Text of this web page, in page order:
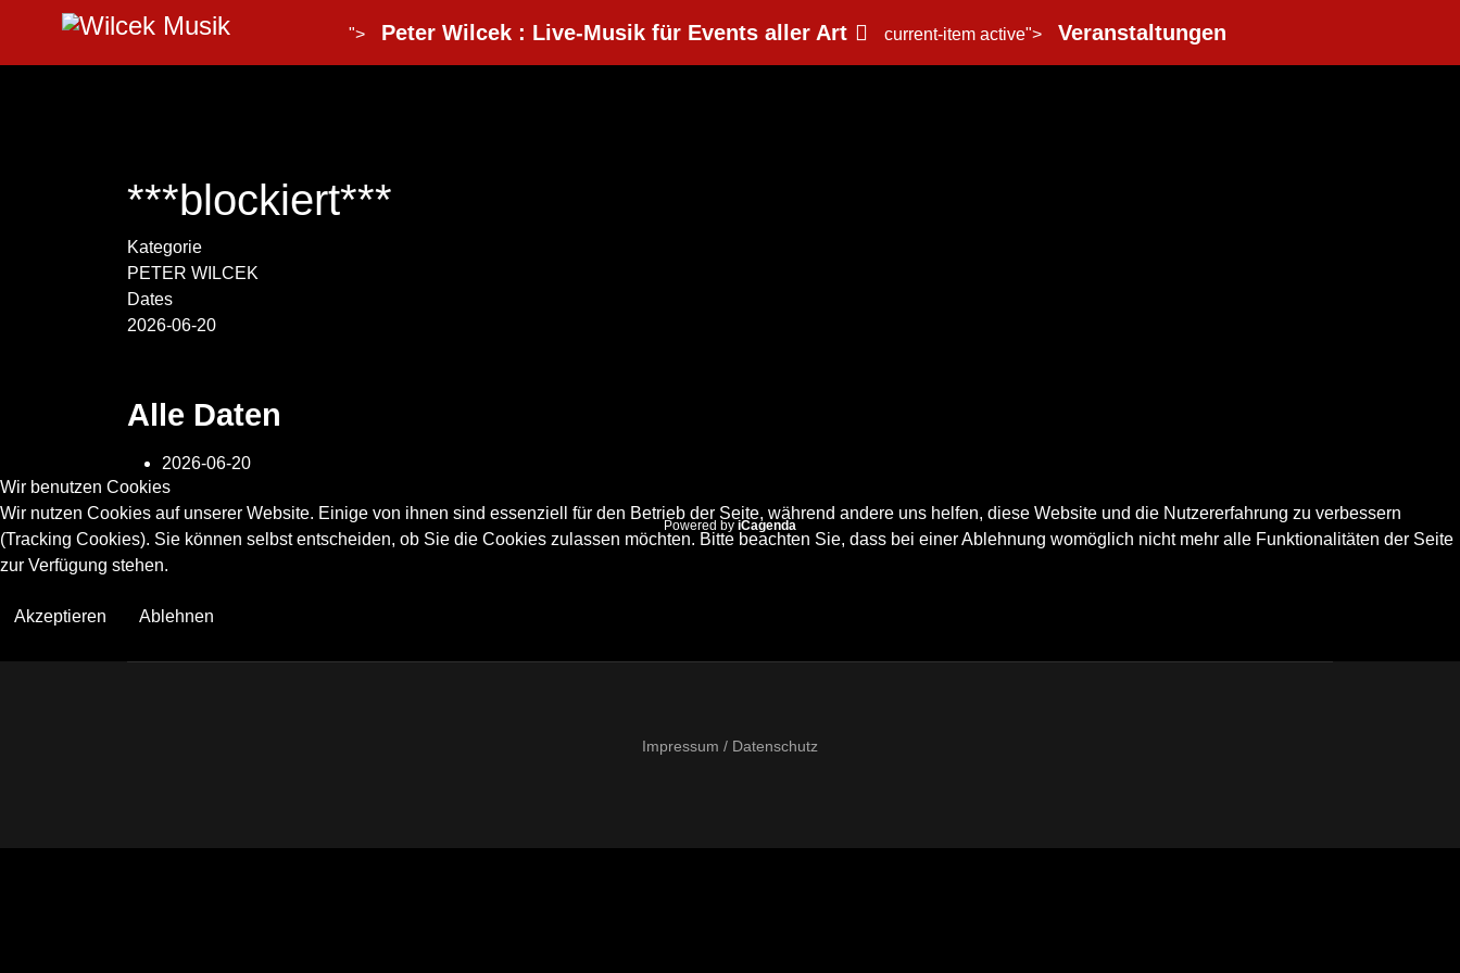
"> Peter Wilcek : Live-Musik für Events aller Art current-item active"> Veranstaltungen
***blockiert***
Kategorie
PETER WILCEK
Dates
2026-06-20
Alle Daten
2026-06-20
Powered by iCagenda
Impressum / Datenschutz
Wir benutzen Cookies
Wir nutzen Cookies auf unserer Website. Einige von ihnen sind essenziell für den Betrieb der Seite, während andere uns helfen, diese Website und die Nutzererfahrung zu verbessern
(Tracking Cookies). Sie können selbst entscheiden, ob Sie die Cookies zulassen möchten. Bitte beachten Sie, dass bei einer Ablehnung womöglich nicht mehr alle Funktionalitäten der Seite
zur Verfügung stehen.
Akzeptieren Ablehnen